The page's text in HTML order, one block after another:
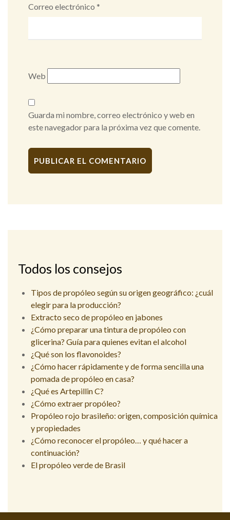
Correo electrónico *
Web
Guarda mi nombre, correo electrónico y web en
este navegador para la próxima vez que comente.
Todos los consejos
Tipos de propóleo según su origen geográfico: ¿cuál
elegir para la producción?
Extracto seco de propóleo en jabones
¿Cómo preparar una tintura de propóleo con
glicerina? Guía para quienes evitan el alcohol
¿Qué son los flavonoides?
¿Cómo hacer rápidamente y de forma sencilla una
pomada de propóleo en casa?
¿Qué es Artepillin C?
¿Cómo extraer propóleo?
Propóleo rojo brasileño: origen, composición química
y propiedades
¿Cómo reconocer el propóleo… y qué hacer a
continuación?
El propóleo verde de Brasil